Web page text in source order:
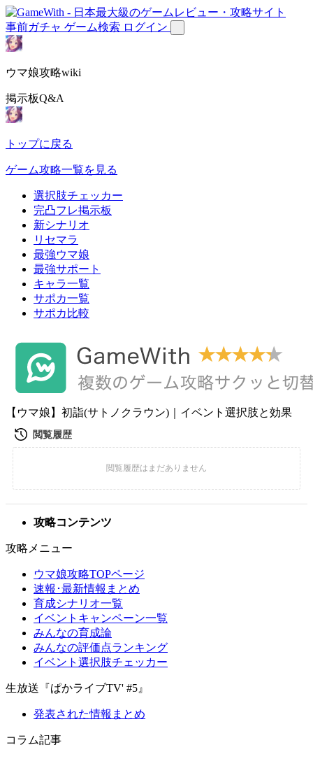
事前ガチャ ゲーム検索 ログイン
ウマ娘攻略wiki
掲示板Q&A
トップに戻る
ゲーム攻略一覧を見る
選択肢チェッカー
完凸フレ掲示板
新シナリオ
リセマラ
最強ウマ娘
最強サポート
キャラ一覧
サポカ一覧
サポカ比較
【ウマ娘】初詣(サトノクラウン)｜イベント選択肢と効果
攻略コンテンツ
攻略メニュー
ウマ娘攻略TOPページ
速報･最新情報まとめ
育成シナリオ一覧
イベントキャンペーン一覧
みんなの育成論
みんなの評価点ランキング
イベント選択肢チェッカー
生放送『ぱかライブTV' #5』
発表された情報まとめ
コラム記事